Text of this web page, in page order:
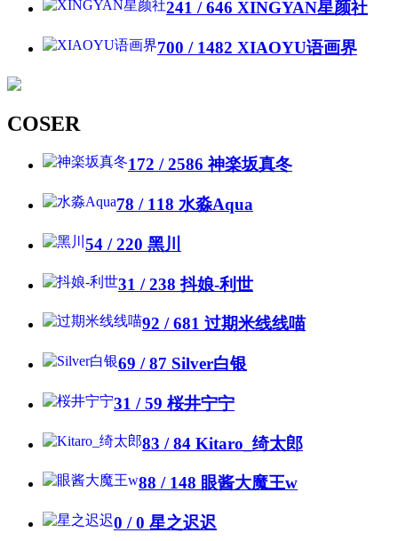
241 / 646 XINGYAN星颜社
700 / 1482 XIAOYU语画界
COSER
172 / 2586 神楽坂真冬
78 / 118 水淼Aqua
54 / 220 黑川
31 / 238 抖娘-利世
92 / 681 过期米线线喵
69 / 87 Silver白银
31 / 59 桜井宁宁
83 / 84 Kitaro_绮太郎
88 / 148 眼酱大魔王w
0 / 0 星之迟迟